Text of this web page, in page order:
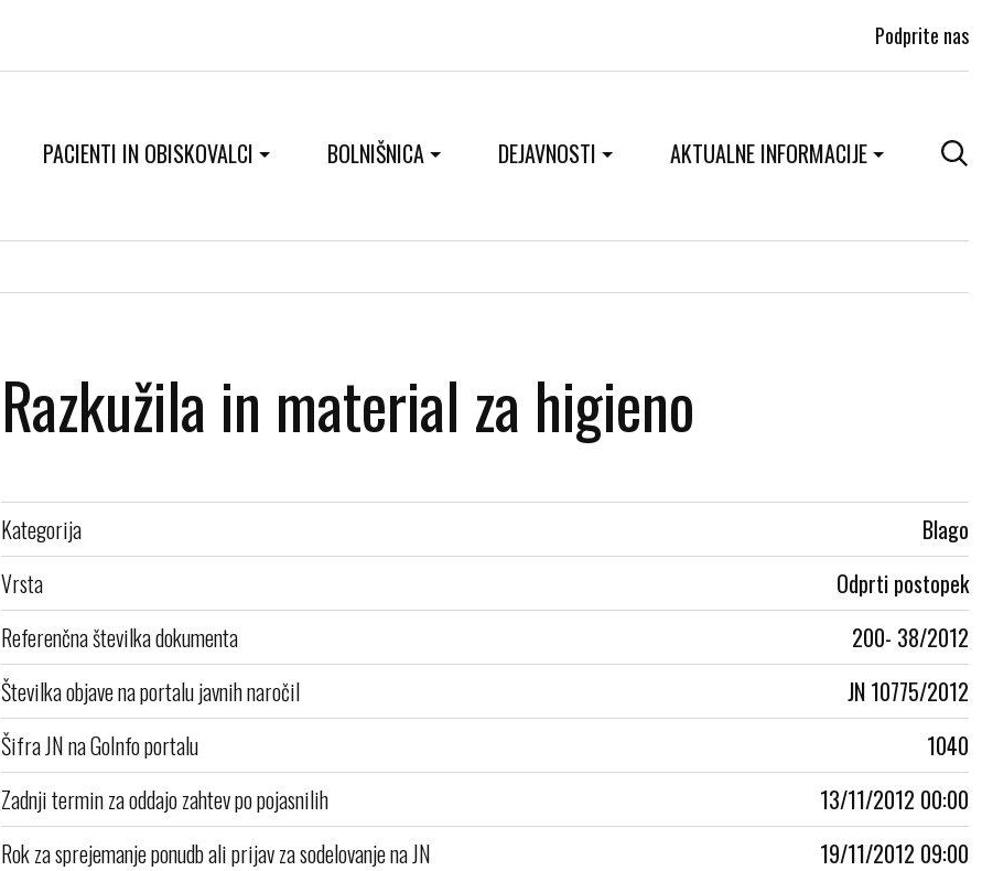
Podprite nas
PACIENTI IN OBISKOVALCI BOLNIŠNICA DEJAVNOSTI AKTUALNE INFORMACIJE
Razkužila in material za higieno
Kategorija
Blago
Vrsta
Odprti postopek
Referenčna številka dokumenta
200- 38/2012
Številka objave na portalu javnih naročil
JN 10775/2012
Šifra JN na GoInfo portalu
1040
Zadnji termin za oddajo zahtev po pojasnilih
13/11/2012 00:00
Rok za sprejemanje ponudb ali prijav za sodelovanje na JN
19/11/2012 09:00